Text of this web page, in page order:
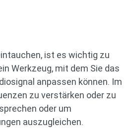
ist es wichtig zu
Werkzeug, mit dem Sie das
anpassen können. Im
zu verstärken oder zu
oder um
auszugleichen.